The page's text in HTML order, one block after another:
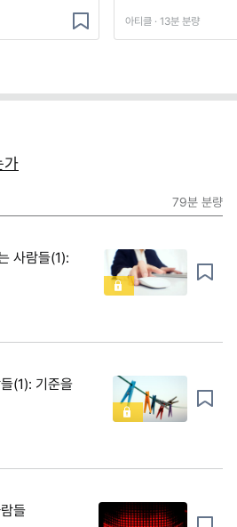
아티클 · 13분 분량
가
79분 분량
사람들(1):
(1): 기준을
들